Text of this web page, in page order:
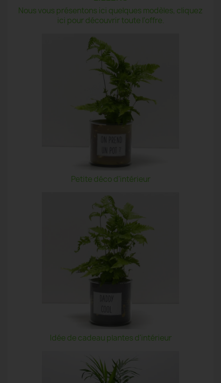
Nous vous présentons ici quelques modèles, cliquez
ici pour découvrir toute l'offre.
Petite déco d'intérieur
Idée de cadeau plantes d'intérieur